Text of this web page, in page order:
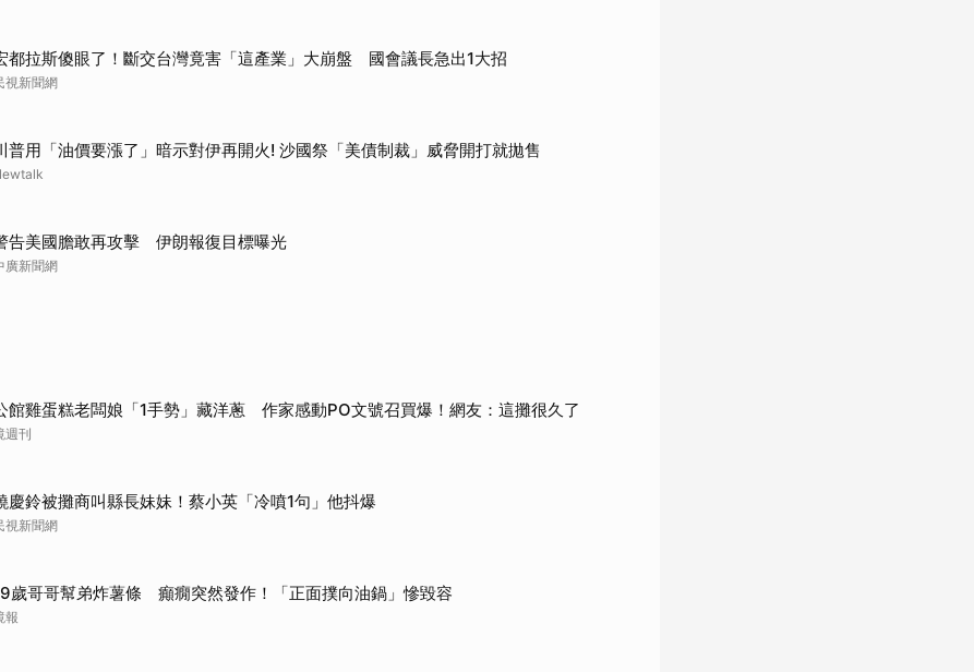
都拉斯傻眼了！斷交台灣竟害「這產業」大崩盤 國會議長急出1大招
視新聞網
普用「油價要漲了」暗示對伊再開火! 沙國祭「美債制裁」威脅開打就拋售
告美國膽敢再攻擊 伊朗報復目標曝光
廣新聞網
館雞蛋糕老闆娘「1手勢」藏洋蔥 作家感動PO文號召買爆！網友：這攤很久了
週刊
慶鈴被攤商叫縣長妹妹！蔡小英「冷噴1句」他抖爆
視新聞網
歲哥哥幫弟炸薯條 癲癇突然發作！「正面撲向油鍋」慘毀容
報